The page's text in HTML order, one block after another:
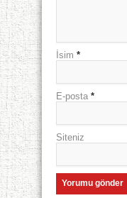
İsim *
E-posta *
Siteniz